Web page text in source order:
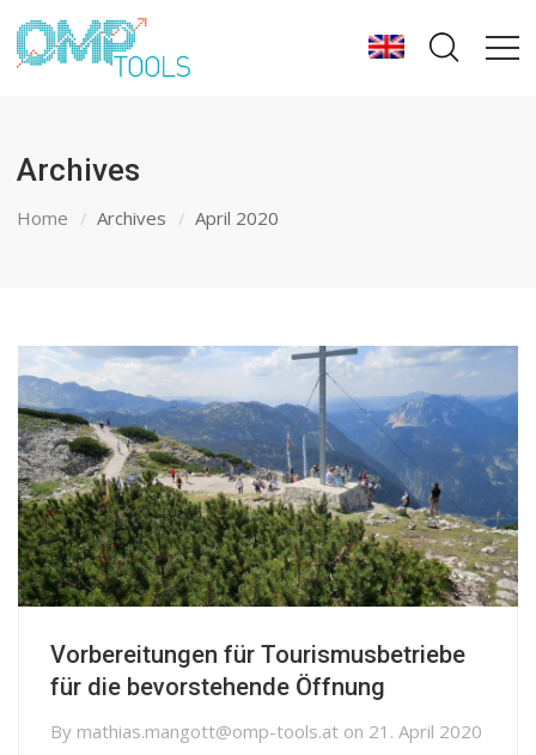
Archives
Home Archives April 2020
Vorbereitungen für Tourismusbetriebe
für die bevorstehende Öffnung
By mathias.mangott@omp-tools.at on 21. April 2020